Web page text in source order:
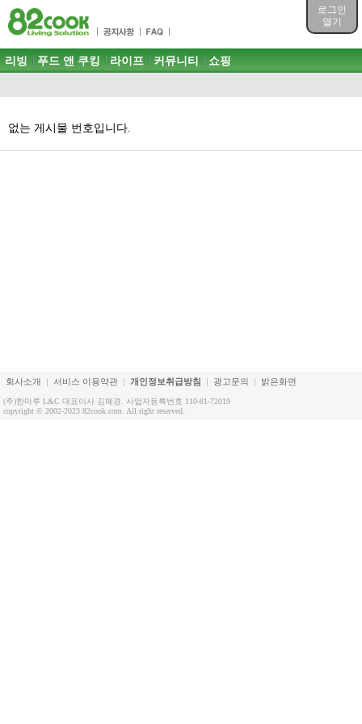
로그인
열기
목차
주메뉴 바로가기
컨텐츠 바로가기
검색 바로가기
로그인 바로가기
주메뉴
리빙 푸드 앤 쿠킹 라이프 커뮤니티 쇼핑
없는 게시물 번호입니다.
회사소개 서비스 이용약관 개인정보취급방침 광고문의 밝은화면
(주)한마루 L&C 대표이사 김혜경. 사업자등록번호 110-81-72019
copyright © 2002-2023 82cook.com. All right reserved.